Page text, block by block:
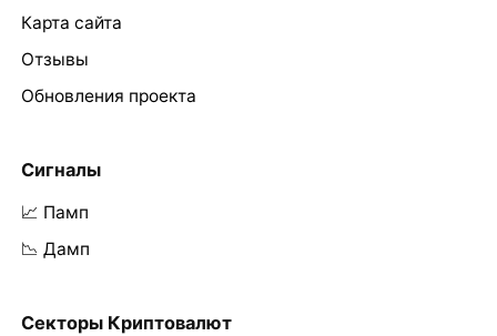
Карта сайта
Отзывы
Обновления проекта
Сигналы
📈 Памп
📉 Дамп
Секторы Криптовалют